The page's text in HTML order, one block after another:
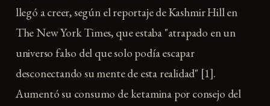
llegó a creer, según el reportaje de Kashmir Hill en
The New York Times, que estaba "atrapado en un
universo falso del que solo podía escapar
desconectando su mente de esta realidad" [1].
Aumentó su consumo de ketamina por consejo del